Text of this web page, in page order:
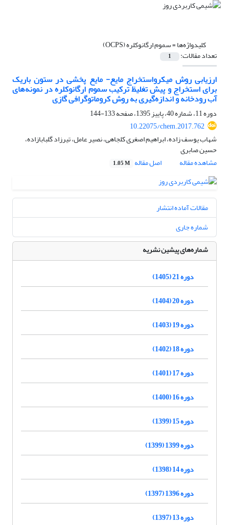
کلیدواژه‌ها =سموم ارگانوکلره (OCPS)
تعداد مقالات: 1
ارزیابی روش میکرواستخراج مایع- مایع پخشی در ستون باریک
برای استخراج و پیش تغلیظ ترکیب سموم ارگانوکلره در نمونه‌های
آب رودخانه و اندازه‌گیری به روش کروماتوگرافی گازی
دوره 11، شماره 40، پاییز 1395، صفحه
133-144
10.22075/chem.2017.762
شهاب یوسف زاده، ابراهیم اصغری کلجاهی، نصیر عامل، تیرزاد گلبابازاده،
حسین صابری
مشاهده مقاله
اصل مقاله 1.05 M
مقالات آماده انتشار
شماره جاری
شماره‌های پیشین نشریه
دوره 21 (1405)
دوره 20 (1404)
دوره 19 (1403)
دوره 18 (1402)
دوره 17 (1401)
دوره 16 (1400)
دوره 15 (1399)
دوره 1399 (1399)
دوره 14 (1398)
دوره 1396 (1397)
دوره 13 (1397)